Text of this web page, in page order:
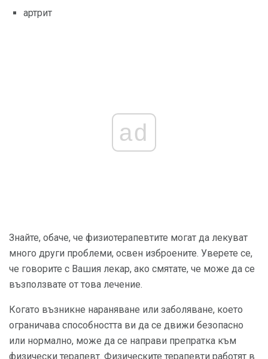
артрит
ad
Знайте, обаче, че физиотерапевтите могат да лекуват
много други проблеми, освен изброените. Уверете се,
че говорите с Вашия лекар, ако смятате, че може да се
възползвате от това лечение.
Когато възникне нараняване или заболяване, което
ограничава способността ви да се движи безопасно
или нормално, може да се направи препратка към
физически терапевт. Физическите терапевти работят в